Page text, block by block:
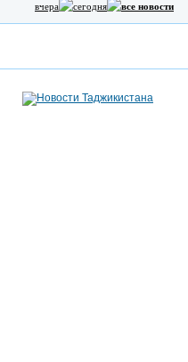
вчера сегодня все новости